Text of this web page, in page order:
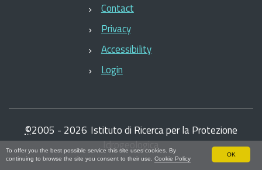
To offer you the best possible service this site uses cookies. By
continuing to browse the site you consent to their use. Cookie Policy
OK
Contact
Privacy
Accessibility
Login
©2005 - 2026 Istituto di Ricerca per la Protezione
Idrogeologica